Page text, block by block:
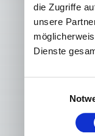
die Zugriffe
unsere
Dienste